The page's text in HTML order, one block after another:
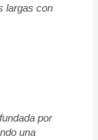
largas con
por
una